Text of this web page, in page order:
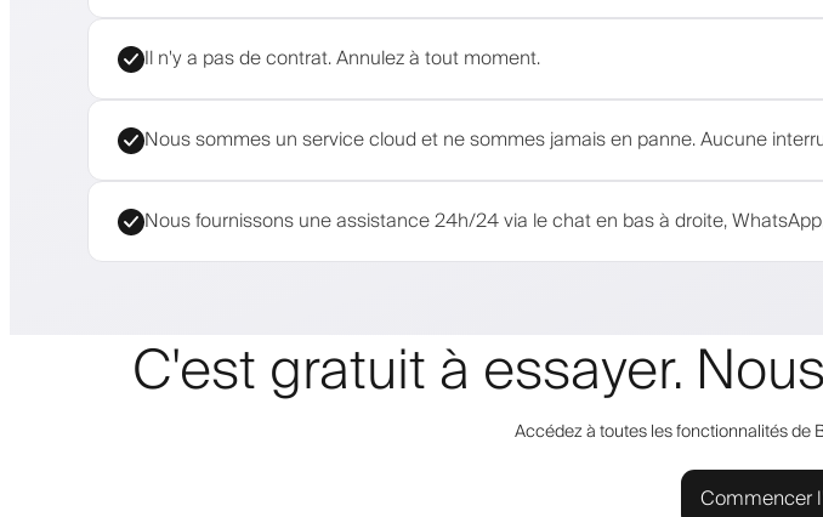
Il n'y a pas de contrat. Annulez à tout moment.
Nous sommes un service cloud et ne sommes jamais en panne. Aucune
Nous fournissons une assistance 24h/24 via le chat en bas à droite,
C'est gratuit à essayer.
Accédez à toutes les fonctionnalités de
Commencer